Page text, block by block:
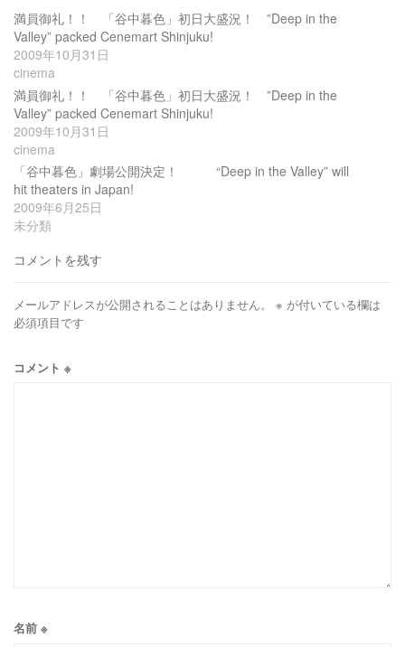
満員御礼！！ 「谷中暮色」初日大盛況！ ”Deep in the
Valley” packed Cenemart Shinjuku!
2009年10月31日
cinema
満員御礼！！ 「谷中暮色」初日大盛況！ ”Deep in the
Valley” packed Cenemart Shinjuku!
2009年10月31日
cinema
「谷中暮色」劇場公開決定！ “Deep in the Valley” will
hit theaters in Japan!
2009年6月25日
未分類
コメントを残す
メールアドレスが公開されることはありません。 ※ が付いている欄は
必須項目です
コメント ※
名前 ※